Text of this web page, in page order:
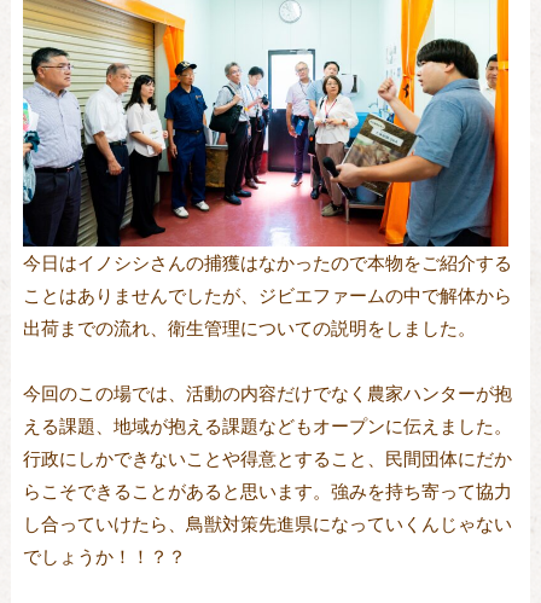
今日はイノシシさんの捕獲はなかったので本物をご紹介する
ことはありませんでしたが、ジビエファームの中で解体から
出荷までの流れ、衛生管理についての説明をしました。
今回のこの場では、活動の内容だけでなく農家ハンターが抱
える課題、地域が抱える課題などもオープンに伝えました。
行政にしかできないことや得意とすること、民間団体にだか
らこそできることがあると思います。強みを持ち寄って協力
し合っていけたら、鳥獣対策先進県になっていくんじゃない
でしょうか！！？？